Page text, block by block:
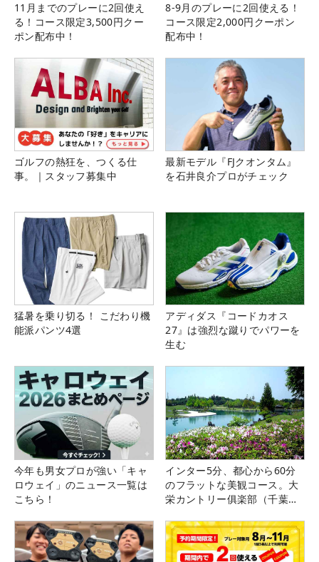
11月までのプレーに2回使え
る！コース限定3,500円クー
ポン配布中！
8-9月のプレーに2回使える！
コース限定2,000円クーポン
配布中！
ゴルフの熱狂を、つくる仕
事。｜スタッフ募集中
最新モデル『FJクオンタム』
を石井良介プロがチェック
猛暑を乗り切る！ こだわり機
能派パンツ4選
アディダス『コードカオス
27』は強烈な蹴りでパワーを
生む
今年も男女プロが強い「キャ
ロウェイ」のニュース一覧は
こちら！
インター5分、都心から60分
のフラットな美観コース。大
栄カントリー俱楽部（千葉